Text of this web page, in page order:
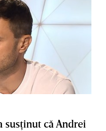
susţinut că Andrei